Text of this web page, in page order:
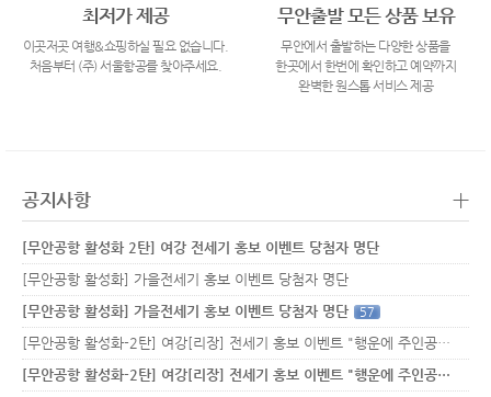
최저가 제공
이곳저곳 여행&쇼핑하실 필요 없습니다.
처음부터 (주) 서울항공를 찾아주세요.
무안출발 모든 상품 보유
무안에서 출발하는 다양한 상품을
한곳에서 한번에 확인하고 예약까지
완벽한 원스톱 서비스 제공
공지사항 +
[무안공항 활성화 2탄] 여강 전세기 홍보 이벤트 당첨자 명단
[무안공항 활성화] 가을전세기 홍보 이벤트 당첨자 명단
[무안공항 활성화] 가을전세기 홍보 이벤트 당첨자 명단
57
[무안공항 활성화-2탄] 여강[리장] 전세기 홍보 이벤트 "행운에 주인공…
[무안공항 활성화-2탄] 여강[리장] 전세기 홍보 이벤트 "행운에 주인공…